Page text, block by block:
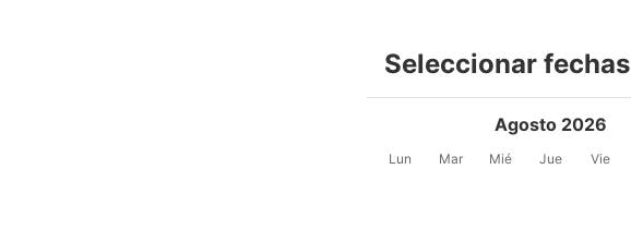
Seleccionar fechas
Agosto 2026
Lun Mar Mié Jue Vie